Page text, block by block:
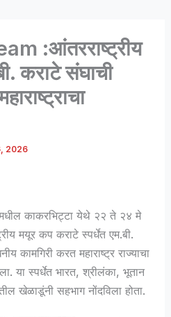
:आंतरराष्ट्रीय
कराटे संघाची
2026
काकरभिट्टा येथे २२ ते २४ मे
मयूर कप कराटे स्पर्धेत एम.बी.
कामगिरी करत महाराष्ट्र राज्याचा
या स्पर्धेत भारत, श्रीलंका, भूतान
खेळाडूंनी सहभाग नोंदविला होता.